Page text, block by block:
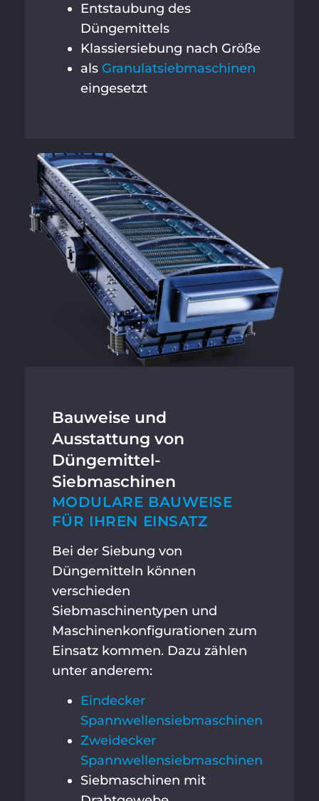
Entstaubung des
Düngemittels
Klassiersiebung nach Größe
als Granulatsiebmaschinen
eingesetzt
Bauweise und
Ausstattung von
Düngemittel-
Siebmaschinen
MODULARE BAUWEISE
FÜR IHREN EINSATZ
Bei der Siebung von
Düngemitteln können
verschieden
Siebmaschinentypen und
Maschinenkonfigurationen zum
Einsatz kommen. Dazu zählen
unter anderem:
Eindecker
Spannwellensiebmaschinen
Zweidecker
Spannwellensiebmaschinen
Siebmaschinen mit